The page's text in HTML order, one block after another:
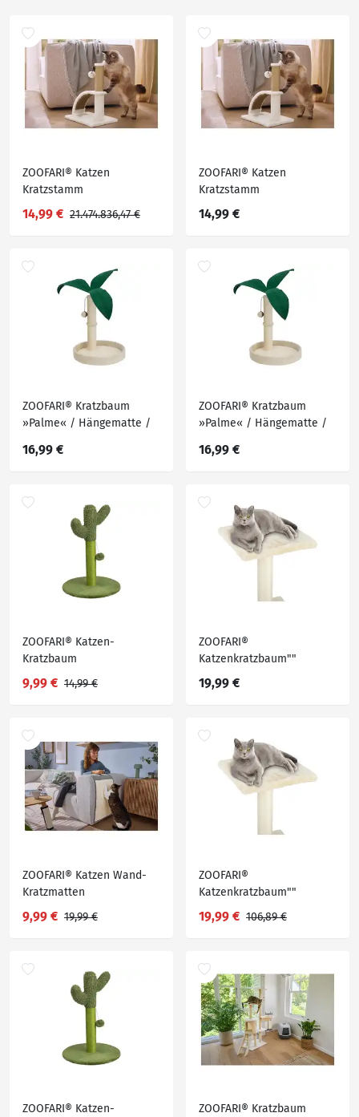
ZOOFARI® Katzen
Kratzstamm
14,99 € 21.474.836,47 €
ZOOFARI® Katzen
Kratzstamm
14,99 €
ZOOFARI® Kratzbaum
»Palme« / Hängematte /
16,99 €
ZOOFARI® Kratzbaum
»Palme« / Hängematte /
16,99 €
ZOOFARI® Katzen-
Kratzbaum
9,99 € 14,99 €
ZOOFARI®
Katzenkratzbaum""
19,99 €
ZOOFARI® Katzen Wand-
Kratzmatten
9,99 € 19,99 €
ZOOFARI®
Katzenkratzbaum""
19,99 € 106,89 €
ZOOFARI® Katzen- ZOOFARI® Kratzbaum